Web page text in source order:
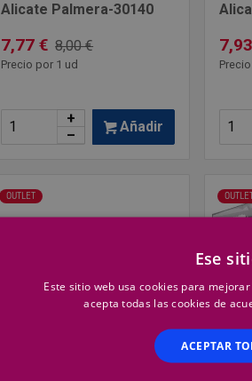
Alicate Palmera-30140
7,77 € 8,00 €
Precio por 1 ud
+
–
Añadir
OUTLET
Ese
Este sitio web usa cookies para
acepta todas las cookies de
ACEPTAR